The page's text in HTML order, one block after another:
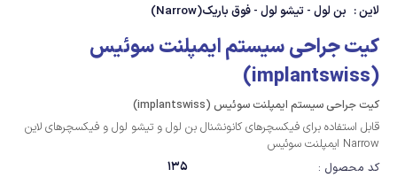
لاین : بن لول - تیشو لول - فوق باریک(Narrow)
کیت جراحی سیستم ایمپلنت سوئیس
(implantswiss)
کیت جراحی سیستم ایمپلنت سوئیس (implantswiss)
قابل استفاده برای فیکسچرهای کانونشنال بن لول و تیشو لول و فیکسچرهای لاین
Narrow ایمپلنت سوئیس
کد محصول :
135